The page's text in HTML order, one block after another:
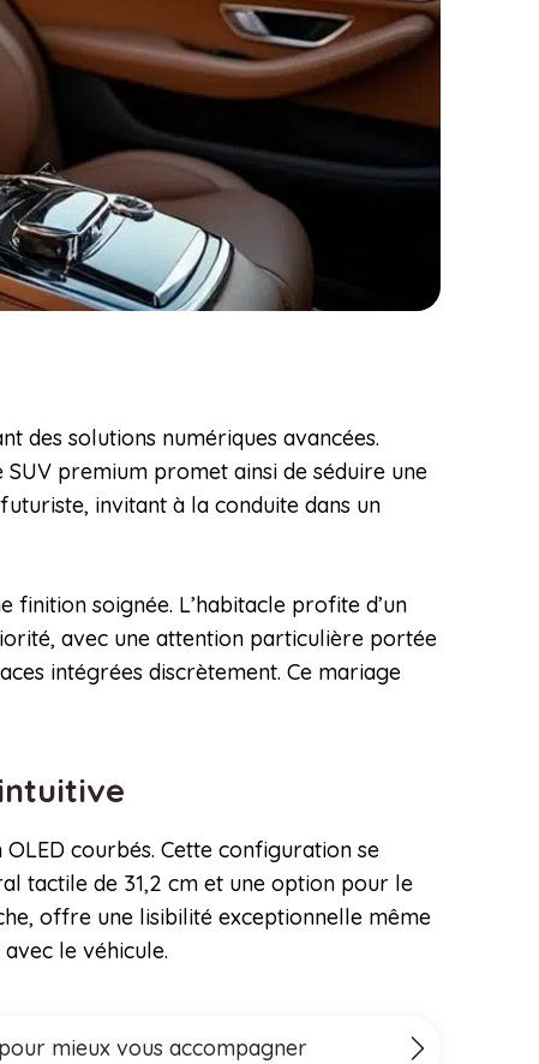
des solutions numériques avancées.
premium promet ainsi de séduire une
invitant à la conduite dans un
soignée. L’habitacle profite d’un
avec une attention particulière portée
intégrées discrètement. Ce mariage
courbés. Cette configuration se
tactile de 31,2 cm et une option pour le
offre une lisibilité exceptionnelle même
le véhicule.
mieux vous accompagner